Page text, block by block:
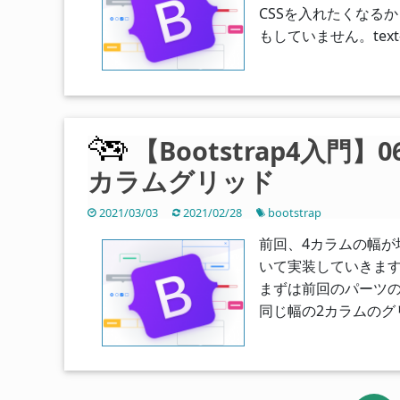
CSSを入れたくなる
もしていません。
【Bootstrap4入門】
カラムグリッド
2021/03/03 2021/02/28 bootstrap
前回、4カラムの幅
いて実装していきま
まずは前回のパーツ
同じ幅の2カラムの